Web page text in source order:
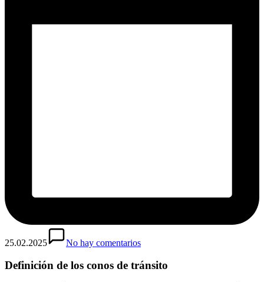
25.02.2025 No hay comentarios
Definición de los conos de tránsito